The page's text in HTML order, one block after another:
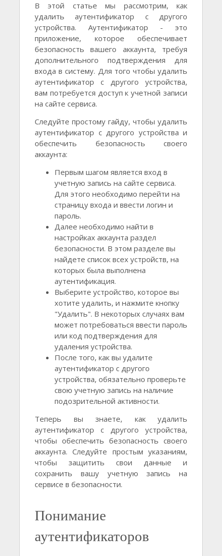
В этой статье мы рассмотрим, как
удалить аутентификатор с другого
устройства. Аутентификатор - это
приложение, которое обеспечивает
безопасность вашего аккаунта, требуя
дополнительного подтверждения для
входа в систему. Для того чтобы удалить
аутентификатор с другого устройства,
вам потребуется доступ к учетной записи
на сайте сервиса.
Следуйте простому гайду, чтобы удалить
аутентификатор с другого устройства и
обеспечить безопасность своего
аккаунта:
Первым шагом является вход в
учетную запись на сайте сервиса.
Для этого необходимо перейти на
страницу входа и ввести логин и
пароль.
Далее необходимо найти в
настройках аккаунта раздел
безопасности. В этом разделе вы
найдете список всех устройств, на
которых была выполнена
аутентификация.
Выберите устройство, которое вы
хотите удалить, и нажмите кнопку
"Удалить". В некоторых случаях вам
может потребоваться ввести пароль
или код подтверждения для
удаления устройства.
После того, как вы удалите
аутентификатор с другого
устройства, обязательно проверьте
свою учетную запись на наличие
подозрительной активности.
Теперь вы знаете, как удалить
аутентификатор с другого устройства,
чтобы обеспечить безопасность своего
аккаунта. Следуйте простым указаниям,
чтобы защитить свои данные и
сохранить вашу учетную запись на
сервисе в безопасности.
Понимание
аутентификаторов